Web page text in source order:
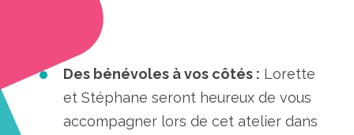
Des bénévoles à vos côtés : Lorette
et Stéphane seront heureux de vous
accompagner lors de cet atelier dans